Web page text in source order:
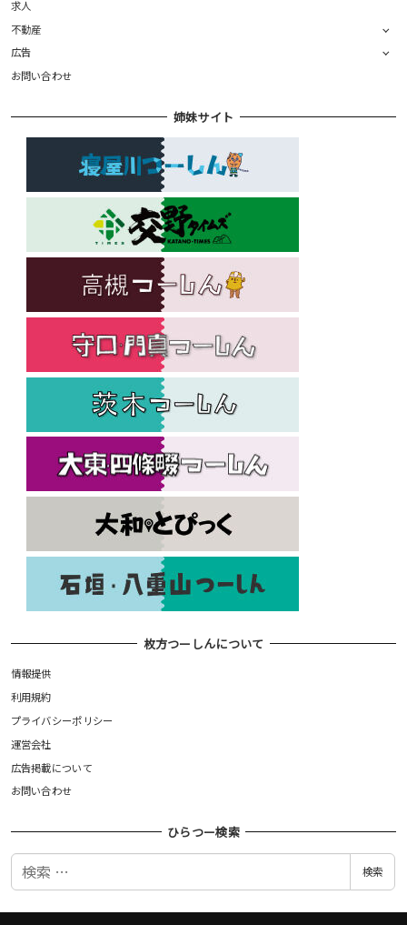
求人
不動産
広告
お問い合わせ
姉妹サイト
枚方つーしんについて
情報提供
利用規約
プライバシーポリシー
運営会社
広告掲載について
お問い合わせ
ひらつー検索
検
検索